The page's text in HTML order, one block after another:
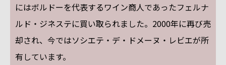
にはボルドーを代表するワイン商人であったフェルナ
ルド・ジネステに買い取られました。2000年に再び売
却され、今ではソシエテ・デ・ドメーヌ・レビエが所
有しています。